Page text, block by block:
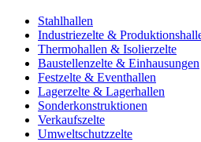
Stahlhallen
Industriezelte &
Thermohallen & Isolierzelte
Baustellenzelte & Einhausungen
Festzelte & Eventhallen
Lagerzelte & Lagerhallen
Sonderkonstruktionen
Verkaufszelte
Umweltschutzzelte